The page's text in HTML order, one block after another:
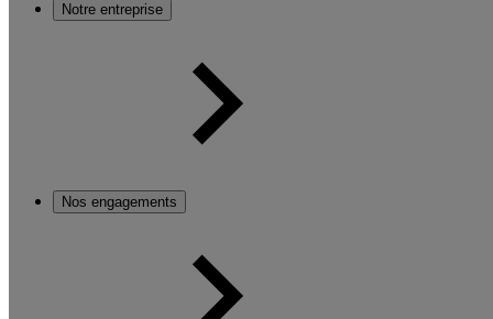
Notre entreprise
Nos engagements